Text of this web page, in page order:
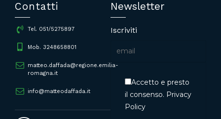
Contatti
Tel. 051/5275897
Mob. 3248658801
matteo.daffada@regione.emilia-
romagna.it
info@matteodaffada.it
Newsletter
Iscriviti
Accetto e presto
il consenso. Privacy
Policy